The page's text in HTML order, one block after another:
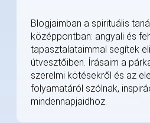
Blogjaimban a spirituális
középpontban: angyali és
tapasztalataimmal segítek
útvesztőiben. Írásaim a
szerelmi kötésekről és az
folyamatáról szólnak,
mindennapjaidhoz.